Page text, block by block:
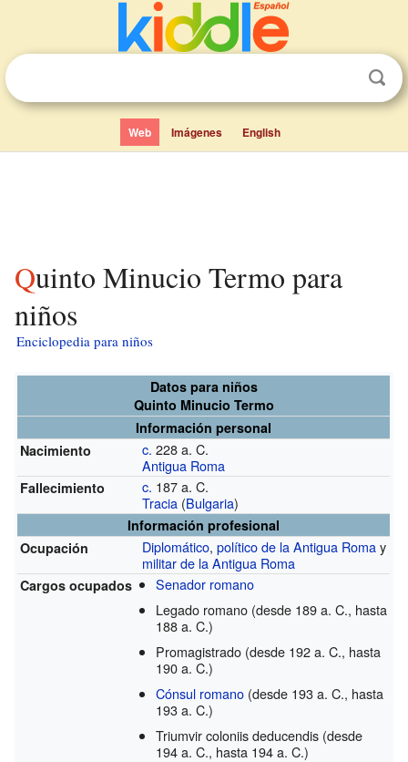
Web Imágenes English
Quinto Minucio Termo para
niños
Enciclopedia para niños
Datos para niños
Quinto Minucio Termo
Información personal
Nacimiento
c. 228 a. C.
Antigua Roma
Fallecimiento c. 187 a. C.
Tracia (Bulgaria)
Información profesional
Ocupación
Diplomático,político de la Antigua Romay
militar de la Antigua Roma
Cargos ocupados
Senador romano
Legado romano (desde 189 a. C., hasta
188 a. C.)
Promagistrado (desde 192 a. C., hasta
190 a. C.)
Cónsul romano (desde 193 a. C., hasta
193 a. C.)
Triumvir coloniis deducendis (desde
194 a. C., hasta 194 a. C.)